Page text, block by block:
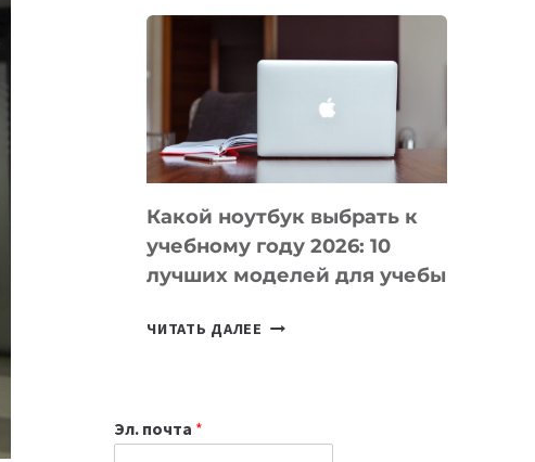
КОТОРЫЕ
СОЗДАВАТЬ
БЕЗ
КОДА
Какой ноутбук выбрать к
учебному году 2026: 10
лучших моделей для учебы
ЧИТАТЬ ДАЛЕЕ КАКОЙ
Эл. почта *